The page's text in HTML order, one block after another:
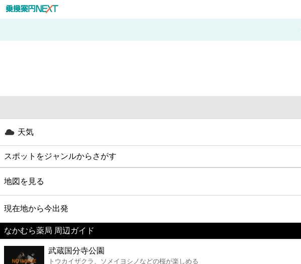
天気
スポットをジャンルからさがす
グルメ
映画
美容
地図を見る
現在地から今出発
なかむら薬局 周辺ガイド
武蔵国分寺公園
トウカイザクラ、ソメイヨシノなどの桜が楽しめる